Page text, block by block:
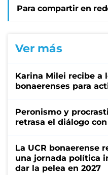
Para compartir en
Ver más
Karina Milei recibe a
bonaerenses para
Peronismo y
retrasa el diálogo
La UCR bonaerense
una jornada política
dar la pelea en 2027